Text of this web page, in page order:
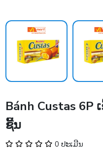
Bánh Custas
ຊີ້ນ
0 ປະເມີນ